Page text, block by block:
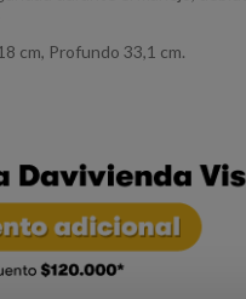
cm, Profundo 33,1 cm.